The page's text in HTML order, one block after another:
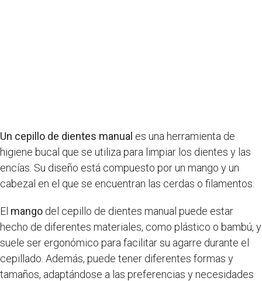
Un cepillo de dientes manual es una herramienta de
higiene bucal que se utiliza para limpiar los dientes y las
encías. Su diseño está compuesto por un mango y un
cabezal en el que se encuentran las cerdas o filamentos.
El mango del cepillo de dientes manual puede estar
hecho de diferentes materiales, como plástico o bambú, y
suele ser ergonómico para facilitar su agarre durante el
cepillado. Además, puede tener diferentes formas y
tamaños, adaptándose a las preferencias y necesidades